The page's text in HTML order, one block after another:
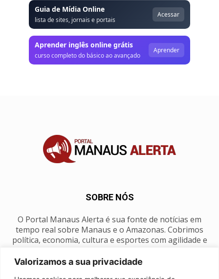
Valorizamos a sua privacidade
Guia de Mídia Online
lista de sites, jornais e portais
Acessar
Aprender inglês online grátis
curso completo do básico ao avançado
Aprender
SOBRE NÓS
O Portal Manaus Alerta é sua fonte de notícias em
tempo real sobre Manaus e o Amazonas. Cobrimos
política, economia, cultura e esportes com agilidade e